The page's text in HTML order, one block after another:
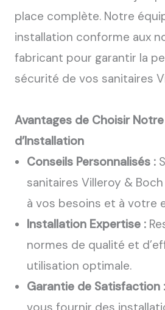
place complète. Notre
installation conforme aux
fabricant pour garantir la
sécurité de vos sanitaires
Avantages de Choisir
d’Installation
Conseils Personnalisés :
sanitaires Villeroy &
à vos besoins et à votre
Installation Expertise :
normes de qualité et
utilisation optimale.
Garantie de Satisfaction :
vous fournir des